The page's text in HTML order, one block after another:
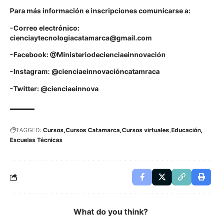
Para más información e inscripciones comunicarse a:
-Correo electrónico:
cienciaytecnologiacatamarca@gmail.com
-Facebook: @Ministeriodecienciaeinnovación
-Instagram: @cienciaeinnovacióncatamraca
-Twitter: @cienciaeinnova
TAGGED: Cursos Cursos Catamarca Cursos virtuales Educación
Escuelas Técnicas
What do you think?